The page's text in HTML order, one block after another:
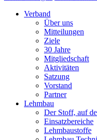
Verband
Über uns
Mitteilungen
Ziele
30 Jahre
Mitgliedschaft
Aktivitäten
Satzung
Vorstand
Partner
Lehmbau
Der Stoff, auf
Einsatzbereiche
Lehmbaustoffe